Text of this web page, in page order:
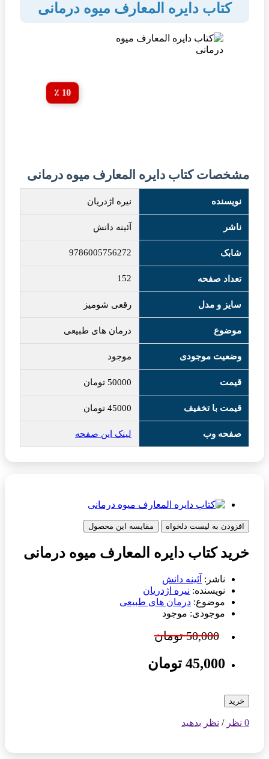
کتاب دایره المعارف میوه درمانی
10 ٪
مشخصات کتاب دایره المعارف میوه درمانی
نویسنده نیره اژدریان
ناشر آئینه دانش
شابک 9786005756272
تعداد صفحه 152
سایز و مدل رقعی شومیز
موضوع درمان های طبیعی
وضعیت موجودی موجود
قیمت 50000 تومان
قیمت با تخفیف 45000 تومان
صفحه وب لینک این صفحه
افزودن به لیست دلخواه مقایسه این محصول
خرید کتاب دایره المعارف میوه درمانی
ناشر: آئینه دانش
نویسنده: نیره اژدریان
موضوع: درمان های طبیعی
موجودی: موجود
50,000 تومان
45,000 تومان
خرید
0 نظر / نظر بدهید